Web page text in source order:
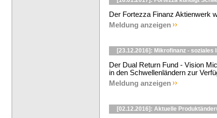
Der Fortezza Finanz Aktienwerk
Meldung anzeigen
[23.12.2016]: Mikrofinanz - soziales
Der Dual Return Fund - Vision
in den Schwellenländern zur
Meldung anzeigen
[02.12.2016]: Aktuelle